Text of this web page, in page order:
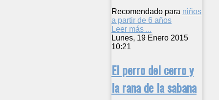
Recomendado para niños
a partir de 6 años
Leer más ...
Lunes, 19 Enero 2015
10:21
El perro del cerro y
la rana de la sabana